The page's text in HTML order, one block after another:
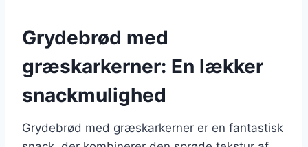
Grydebrød med
græskarkerner: En lækker
snackmulighed
Grydebrød med græskarkerner er en fantastisk